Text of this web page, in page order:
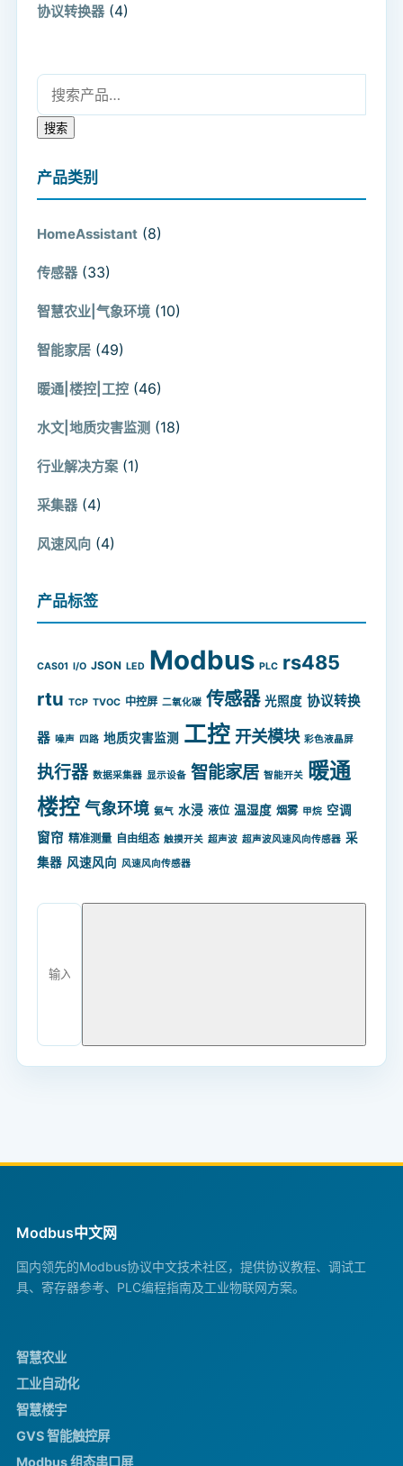
协议转换器 (4)
搜索：
搜索
产品类别
HomeAssistant (8)
传感器 (33)
智慧农业|气象环境 (10)
智能家居 (49)
暖通|楼控|工控 (46)
水文|地质灾害监测 (18)
行业解决方案 (1)
采集器 (4)
风速风向 (4)
产品标签
CAS01 I/O JSON LED Modbus PLC rs485
rtu TCP TVOC 中控屏 二氧化碳 传感器 光照度 协议转换
器 噪声 四路 地质灾害监测 工控 开关模块 彩色液晶屏
执行器 数据采集器 显示设备 智能家居 智能开关 暖通
楼控 气象环境 氨气 水浸 液位 温湿度 烟雾 甲烷 空调
窗帘 精准测量 自由组态 触摸开关 超声波 超声波风速风向传感器 采
集器 风速风向 风速风向传感器
Modbus中文网
国内领先的Modbus协议中文技术社区，提供协议教程、调试工
具、寄存器参考、PLC编程指南及工业物联网方案。
智慧农业
工业自动化
智慧楼宇
GVS 智能触控屏
Modbus 组态串口屏